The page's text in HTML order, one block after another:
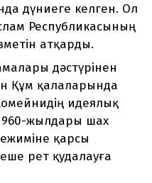
дүниеге келген. Ол
Республикасының
атқарды.
дәстүрінен
Құм қалаларында
идеялық
жылдары шах
қарсы
рет қудалауға